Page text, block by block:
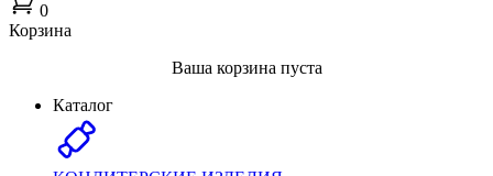
0
Корзина
Ваша корзина пуста
Каталог